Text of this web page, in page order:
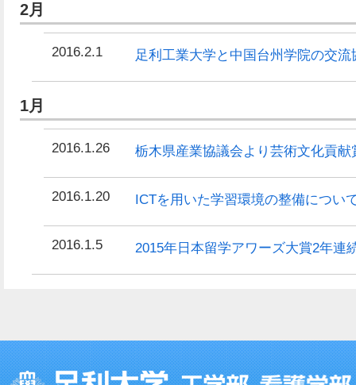
2月
2016.2.1 足利工業大学と中国台州学院の交
1月
2016.1.26 栃木県産業協議会より芸術文化貢
2016.1.20 ICTを用いた学習環境の整備につい
2016.1.5 2015年日本留学アワーズ大賞2年連